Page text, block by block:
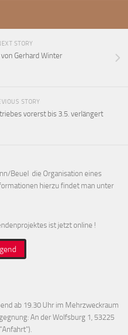
STORY
Gerhard Winter
STORY
vorerst bis 3.5. verlängert
Beuel die Organisation eines
hierzu findet man unter
ist jetzt online !
ab 19.30 Uhr im Mehrzweckraum
An der Wolfsburg 1, 53225